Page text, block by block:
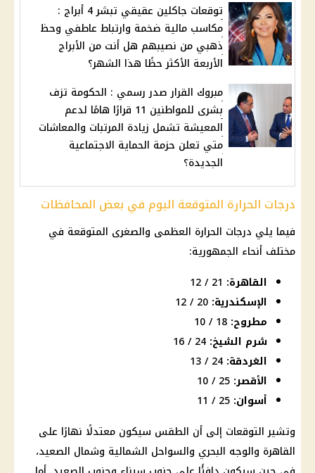
توقعات جاكلين عقيقي تبشر 4 أبراج :
مكاسب مالية ضخمة وارتباط عاطفي وحظ
ذهبي من نصيبهم هل أنت من الأبراج
الأربعة الأكثر حظًا هذا الشهر؟
مبروك القرار صدر رسمي : الحكومة تزف
بشرى للمواطنين 11 قرارًا هامًا لدعم
المعيشة تشمل زيادة المرتبات والمعاشات
متي تعلن حزمة الحماية الاجتماعية
الجديدة؟
درجات الحرارة المتوقعة اليوم في بعض المحافظات
فيما يلي درجات الحرارة العظمى والصغرى المتوقعة في
مختلف أنحاء الجمهورية:
القاهرة:
الإسكندرية:
مطروح:
شرم الشيخ:
الغردقة:
الأقصر:
أسوان:
وتشير التوقعات إلى أن الطقس سيكون معتدلًا نهارًا على
القاهرة والوجه البحري والسواحل الشمالية وشمال الصعيد،